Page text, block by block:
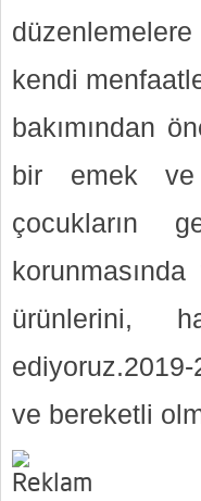
kendi
bakımından
bir emek ve
çocukların
ürünlerini,
ediyoruz.2019-
ve bereketli